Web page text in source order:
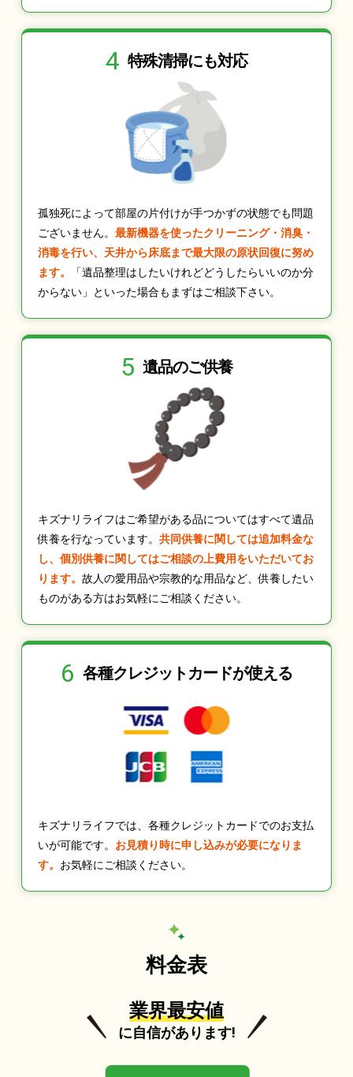
4 特殊清掃にも対応
孤独死によって部屋の片付けが手つかずの状態でも問題
ございません。 最新機器を使ったクリーニング・消臭・
消毒を行い、天井から床底まで最大限の原状回復に努め
ます。
「遺品整理はしたいけれどどうしたらいいのか分
からない」といった場合もまずはご相談下さい。
5 遺品のご供養
キズナリライフはご希望がある品についてはすべて遺品
供養を行なっています。 共同供養に関しては追加料金な
し、個別供養に関してはご相談の上費用をいただいてお
ります。 故人の愛用品や宗教的な用品など、供養したい
ものがある方はお気軽にご相談ください。
6 各種クレジットカードが使える
キズナリライフでは、各種クレジットカードでのお支払
いが可能です。 お見積り時に申し込みが必要になりま
す。 お気軽にご相談ください。
料金表
業界最安値
に自信があります!